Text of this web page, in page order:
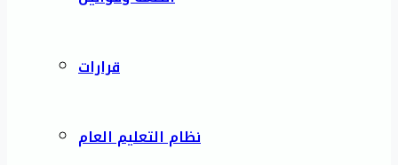
قرارات
نظام التعليم العام